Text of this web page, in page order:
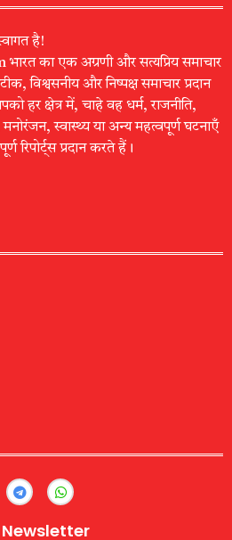
है!
का एक अग्रणी और सत्यप्रिय समाचार
विश्वसनीय और निष्पक्ष समाचार प्रदान
हर क्षेत्र में, चाहे वह धर्म, राजनीति,
स्वास्थ्य या अन्य महत्वपूर्ण घटनाएँ
रिपोर्ट्स प्रदान करते हैं।